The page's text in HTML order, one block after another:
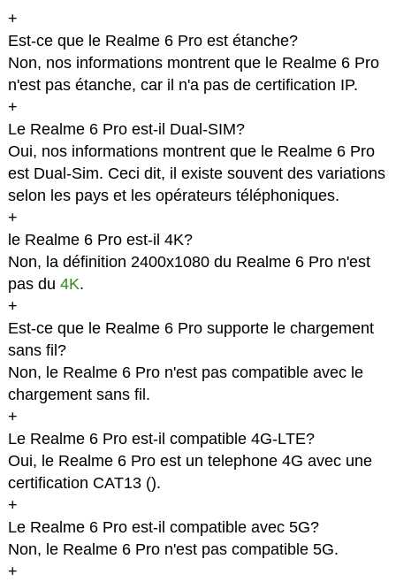
+
Est-ce que le Realme 6 Pro est étanche?
Non, nos informations montrent que le Realme 6 Pro
n'est pas étanche, car il n'a pas de certification IP.
+
Le Realme 6 Pro est-il Dual-SIM?
Oui, nos informations montrent que le Realme 6 Pro
est Dual-Sim. Ceci dit, il existe souvent des variations
selon les pays et les opérateurs téléphoniques.
+
le Realme 6 Pro est-il 4K?
Non, la définition 2400x1080 du Realme 6 Pro n'est
pas du 4K.
+
Est-ce que le Realme 6 Pro supporte le chargement
sans fil?
Non, le Realme 6 Pro n'est pas compatible avec le
chargement sans fil.
+
Le Realme 6 Pro est-il compatible 4G-LTE?
Oui, le Realme 6 Pro est un telephone 4G avec une
certification CAT13 ().
+
Le Realme 6 Pro est-il compatible avec 5G?
Non, le Realme 6 Pro n'est pas compatible 5G.
+